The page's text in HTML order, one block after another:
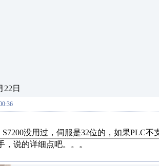
22日
S7200没用过，伺服是32位的，如果PLC不
，说的详细点吧。。。